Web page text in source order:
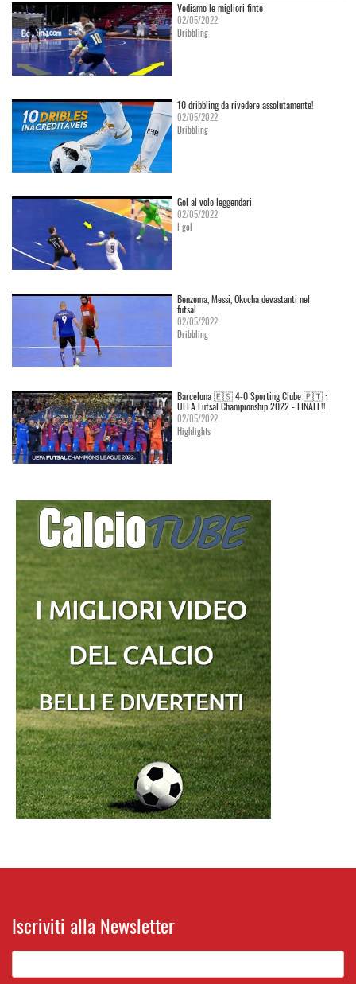
Vediamo le migliori finte
02/05/2022
Dribbling
10 dribbling da rivedere assolutamente!
02/05/2022
Dribbling
Gol al volo leggendari
02/05/2022
I gol
Benzema, Messi, Okocha devastanti nel
futsal
02/05/2022
Dribbling
Barcelona 🇪🇸 4-0 Sporting Clube 🇵🇹 :
UEFA Futsal Championship 2022 - FINALE!!
02/05/2022
Highlights
Iscriviti alla Newsletter